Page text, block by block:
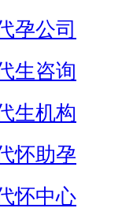
孕公司
生咨询
生机构
怀助孕
怀中心